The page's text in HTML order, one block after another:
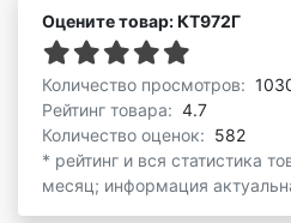
Оцените товар: КТ972Г
Количество просмотров:
Рейтинг товара: 4.7
Количество оценок: 582
* рейтинг и вся статистика
месяц; информация